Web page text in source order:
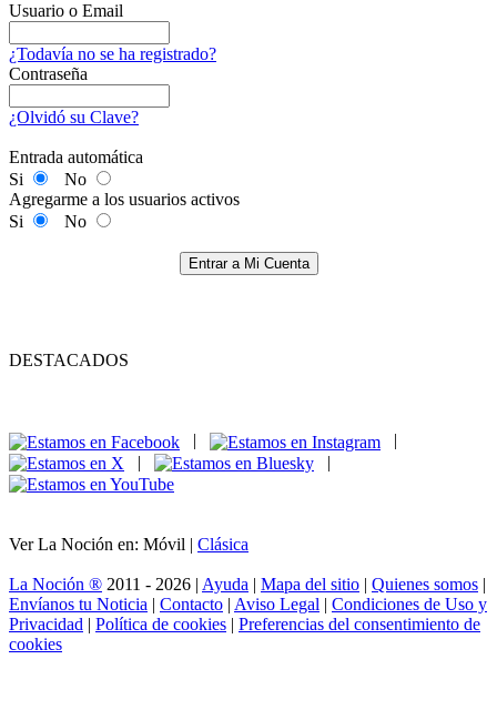
Usuario o Email
¿Todavía no se ha registrado?
Contraseña
¿Olvidó su Clave?
Entrada automática
Si
No
Agregarme a los usuarios activos
Si
No
Entrar a Mi Cuenta
DESTACADOS
|
|
Ver La Noción en: Móvil | Clásica
La Noción ® 2011 - 2026 | Ayuda | Mapa del sitio | Quienes somos |
Envíanos tu Noticia | Contacto | Aviso Legal | Condiciones de Uso y
Privacidad | Política de cookies | Preferencias del consentimiento de
cookies